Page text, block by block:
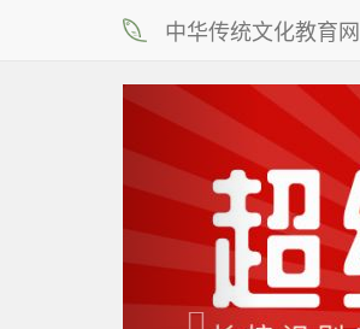
中华传统文化教育网
上
一
个